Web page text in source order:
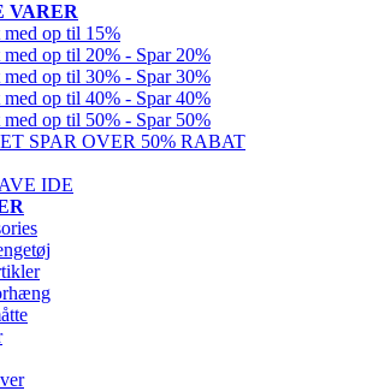
VARER
med op til 15%
med op til 20% - Spar 20%
med op til 30% - Spar 30%
med op til 40% - Spar 40%
med op til 50% - Spar 50%
SPAR OVER 50% RABAT
IDE